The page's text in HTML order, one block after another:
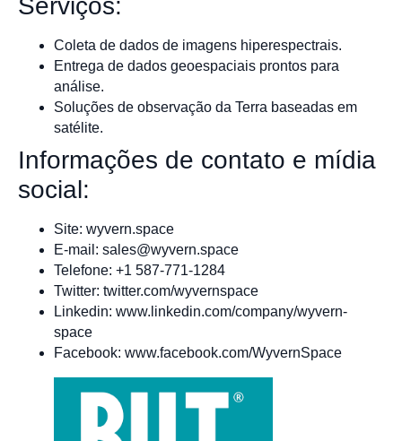
Serviços:
Coleta de dados de imagens hiperespectrais.
Entrega de dados geoespaciais prontos para
análise.
Soluções de observação da Terra baseadas em
satélite.
Informações de contato e mídia
social:
Site: wyvern.space
E-mail: sales@wyvern.space
Telefone: +1 587-771-1284
Twitter: twitter.com/wyvernspace
Linkedin: www.linkedin.com/company/wyvern-
space
Facebook: www.facebook.com/WyvernSpace